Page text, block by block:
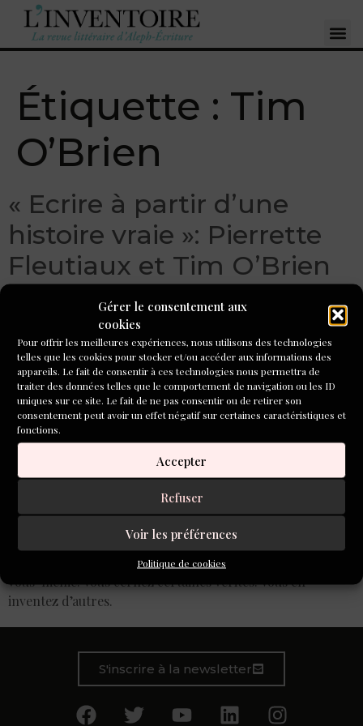
Gérer le consentement aux
cookies
Pour offrir les meilleures expériences, nous utilisons des technologies
telles que les cookies pour stocker et/ou accéder aux informations des
appareils. Le fait de consentir à ces technologies nous permettra de
traiter des données telles que le comportement de navigation ou les ID
uniques sur ce site. Le fait de ne pas consentir ou de retirer son
consentement peut avoir un effet négatif sur certaines caractéristiques et
fonctions.
Accepter
Refuser
Voir les préférences
Politique de cookies
Étiquette : Tim
O’Brien
« Ecrire à partir d’une
histoire vraie »: Pierrette
Fleutiaux et Tim O’Brien
Tim O’Brien : En racontant des histoires, vous rendez
objective votre propre expérience. Vous la séparez de
vous-même. Vous cernez certaines vérités. Vous en
inventez d’autres.
S'inscrire à la newsletter